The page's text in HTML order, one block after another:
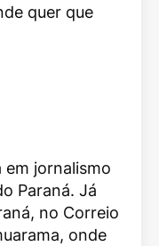
quer que
jornalismo
Paraná. Já
no Correio
onde